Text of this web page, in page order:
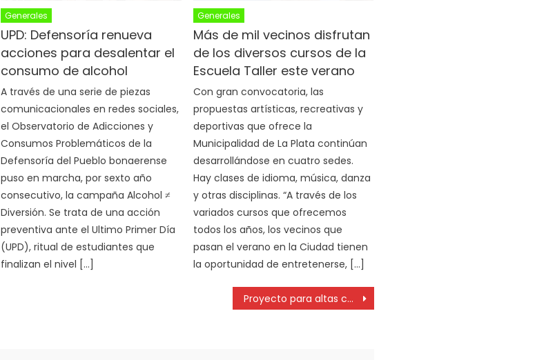
Generales
UPD: Defensoría renueva
acciones para desalentar el
consumo de alcohol
A través de una serie de piezas
comunicacionales en redes sociales,
el Observatorio de Adicciones y
Consumos Problemáticos de la
Defensoría del Pueblo bonaerense
puso en marcha, por sexto año
consecutivo, la campaña Alcohol ≠
Diversión. Se trata de una acción
preventiva ante el Ultimo Primer Día
(UPD), ritual de estudiantes que
finalizan el nivel […]
Generales
Más de mil vecinos disfrutan
de los diversos cursos de la
Escuela Taller este verano
Con gran convocatoria, las
propuestas artísticas, recreativas y
deportivas que ofrece la
Municipalidad de La Plata continúan
desarrollándose en cuatro sedes.
Hay clases de idioma, música, danza
y otras disciplinas. “A través de los
variados cursos que ofrecemos
todos los años, los vecinos que
pasan el verano en la Ciudad tienen
la oportunidad de entretenerse, […]
Proyecto para altas capacidades intelectuales trabado en la Legislatura bonaerense